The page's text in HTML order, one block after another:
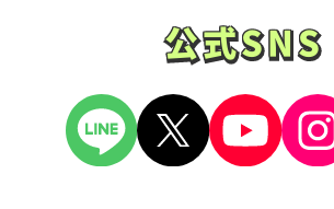
公式SNS
公式SNS